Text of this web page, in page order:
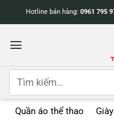
dung
Hotline bán hàng: 0961 795
Tìm
Quần áo thể thao